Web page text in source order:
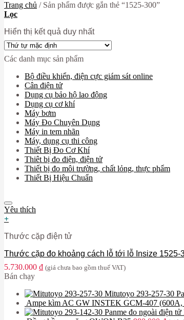
Trang chủ /Sản phẩm được gắn thẻ “1525-300”
Lọc
Hiển thị kết quả duy nhất
Các danh mục sản phẩm
Bộ điều khiển, điện cực giám sát online
Cân điện tử
Dụng cụ bảo hộ lao động
Dụng cụ cơ khí
Máy bơm
Máy Đo Chuyên Dụng
Máy in tem nhãn
Máy, dụng cụ thi công
Thiết Bị Đo Cơ Khí
Thiêt bị đo điện, điện tử
Thiết bị đo môi trường, chất lỏng, thực phẩm
Thiết Bị Hiệu Chuẩn
Yêu thích
+
Thước cặp điện tử
Thước cặp đo khoảng cách lỗ tới lỗ Insize 1525-
5.730.000 ₫ (giá chưa bao gồm thuế VAT)
Bán chạy
Mitutoyo 293-257-30
Ampe kìm AC GW INSTEK GCM-407 (600A,
Panme đo ngoài điện